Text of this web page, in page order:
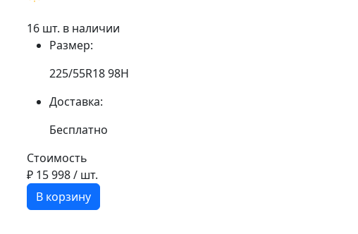
16 шт. в наличии
Размер:
225/55R18 98H
Доставка:
Бесплатно
Стоимость
₽ 15 998/ шт.
В корзину